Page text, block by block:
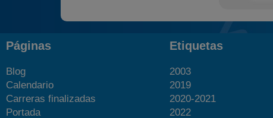
Páginas
Blog
Calendario
Carreras finalizadas
Portada
Etiquetas
2003
2019
2020-2021
2022